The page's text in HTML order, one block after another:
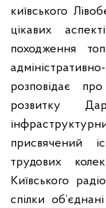
київського
цікавих
походження
розповідає
розвитку
присвячений
трудових
Київського
спілки